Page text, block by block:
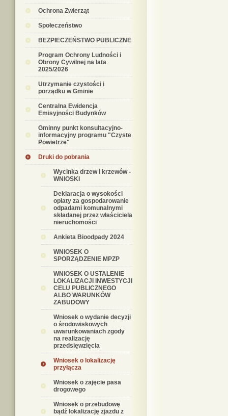
Ochrona Zwierząt
Społeczeństwo
BEZPIECZEŃSTWO PUBLICZNE
Program Ochrony Ludności i
Obrony Cywilnej na lata
2025/2026
Utrzymanie czystości i
porządku w Gminie
Centralna Ewidencja
Emisyjności Budynków
Gminny punkt konsultacyjno-
informacyjny programu "Czyste
Powietrze"
Druki do pobrania
Wycinka drzew i krzewów -
WNIOSKI
Deklaracja o wysokości
opłaty za gospodarowanie
odpadami komunalnymi
składanej przez właściciela
nieruchomości
Ankieta Bioodpady 2024
WNIOSEK O
SPORZĄDZENIE MPZP
WNIOSEK O USTALENIE
LOKALIZACJI INWESTYCJI
CELU PUBLICZNEGO
ALBO WARUNKÓW
ZABUDOWY
Wniosek o wydanie decyzji
o środowiskowych
uwarunkowaniach zgody
na realizację
przedsięwzięcia
Wniosek o lokalizację
przyłącza
Wniosek o zajęcie pasa
drogowego
Wniosek o przebudowę
bądź lokalizację zjazdu z